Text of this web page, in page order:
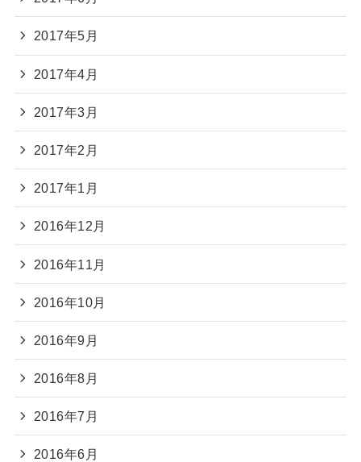
2017年5月
2017年4月
2017年3月
2017年2月
2017年1月
2016年12月
2016年11月
2016年10月
2016年9月
2016年8月
2016年7月
2016年6月